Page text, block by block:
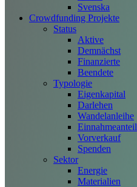
Svenska
Crowdfunding Projekte
Status
Aktive
Demnächst
Finanzierte
Beendete
Typologie
Eigenkapital
Darlehen
Wandelanleihe
Einnahmeanteil
Vorverkauf
Spenden
Sektor
Energie
Materialien